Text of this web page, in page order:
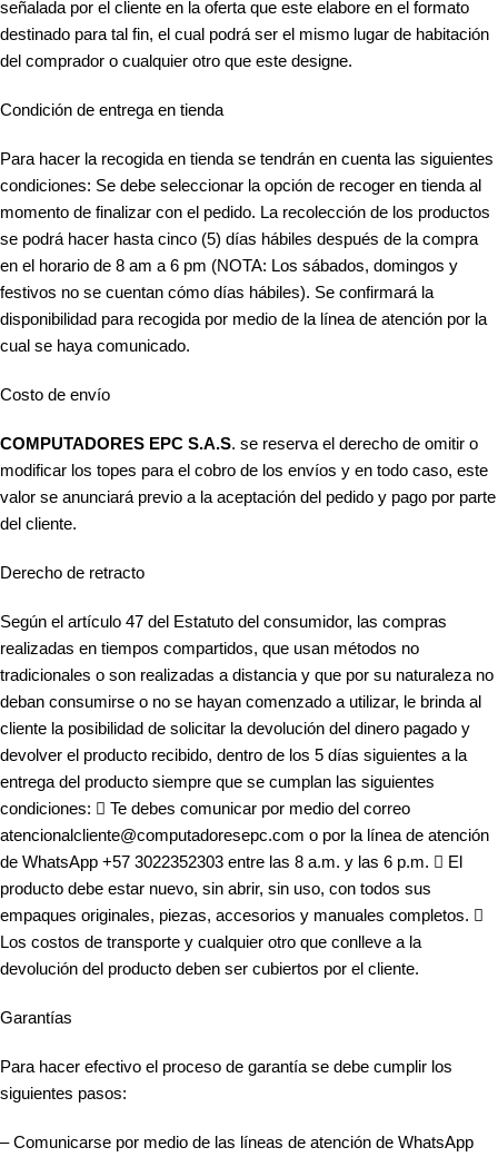
señalada por el cliente en la oferta que este elabore en el formato
destinado para tal fin, el cual podrá ser el mismo lugar de habitación
del comprador o cualquier otro que este designe.
Condición de entrega en tienda
Para hacer la recogida en tienda se tendrán en cuenta las siguientes
condiciones: Se debe seleccionar la opción de recoger en tienda al
momento de finalizar con el pedido. La recolección de los productos
se podrá hacer hasta cinco (5) días hábiles después de la compra
en el horario de 8 am a 6 pm (NOTA: Los sábados, domingos y
festivos no se cuentan cómo días hábiles). Se confirmará la
disponibilidad para recogida por medio de la línea de atención por la
cual se haya comunicado.
Costo de envío
COMPUTADORES EPC S.A.S. se reserva el derecho de omitir o
modificar los topes para el cobro de los envíos y en todo caso, este
valor se anunciará previo a la aceptación del pedido y pago por parte
del cliente.
Derecho de retracto
Según el artículo 47 del Estatuto del consumidor, las compras
realizadas en tiempos compartidos, que usan métodos no
tradicionales o son realizadas a distancia y que por su naturaleza no
deban consumirse o no se hayan comenzado a utilizar, le brinda al
cliente la posibilidad de solicitar la devolución del dinero pagado y
devolver el producto recibido, dentro de los 5 días siguientes a la
entrega del producto siempre que se cumplan las siguientes
condiciones:  Te debes comunicar por medio del correo
atencionalcliente@computadoresepc.com o por la línea de atención
de WhatsApp +57 3022352303 entre las 8 a.m. y las 6 p.m.  El
producto debe estar nuevo, sin abrir, sin uso, con todos sus
empaques originales, piezas, accesorios y manuales completos. 
Los costos de transporte y cualquier otro que conlleve a la
devolución del producto deben ser cubiertos por el cliente.
Garantías
Para hacer efectivo el proceso de garantía se debe cumplir los
siguientes pasos:
– Comunicarse por medio de las líneas de atención de WhatsApp